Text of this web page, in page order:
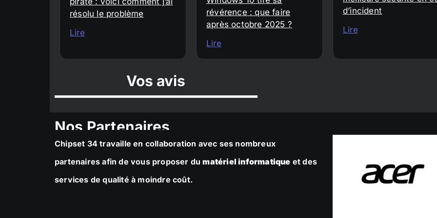
résolu le problème
Lire
révérence : que faire
après octobre 2025 ?
Lire
d’incident
Lire
Vos avis
Nos Partenaires
Chipset 34 travaille en collaboration avec ses nombreux
partenaires afin de vous proposer dumatériel informatique et des
services de qualité à moindre coût.